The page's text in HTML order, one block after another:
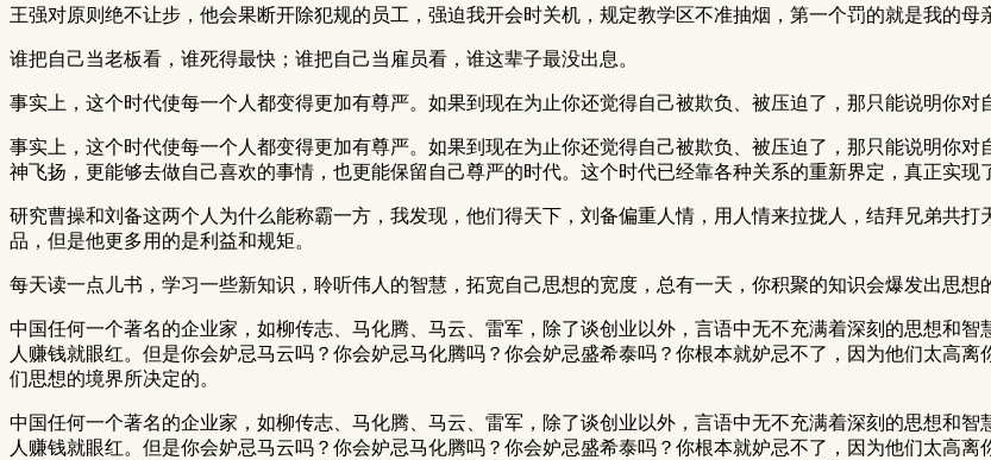
王强对原则绝不让步，他会果断开除犯规的员工，强迫我开会时关机，规定教学区不准抽烟，第一个罚的就是我的母
谁把自己当老板看，谁死得最快；谁把自己当雇员看，谁这辈子最没出息。
事实上，这个时代使每一个人都变得更加有尊严。如果到现在为止你还觉得自己被欺负、被压迫了，那只能说明你对
事实上，这个时代使每一个人都变得更加有尊严。如果到现在为止你还觉得自己被欺负、被压迫了，那只能说明你
神飞扬，更能够去做自己喜欢的事情，也更能保留自己尊严的时代。这个时代已经靠各种关系的重新界定，真正实现
研究曹操和刘备这两个人为什么能称霸一方，我发现，他们得天下，刘备偏重人情，用人情来拉拢人，结拜兄弟共
品，但是他更多用的是利益和规矩。
每天读一点儿书，学习一些新知识，聆听伟人的智慧，拓宽自己思想的宽度，总有一天，你积聚的知识会爆发出思想
中国任何一个著名的企业家，如柳传志、马化腾、马云、雷军，除了谈创业以外，言语中无不充满着深刻的思想和
人赚钱就眼红。但是你会妒忌马云吗？你会妒忌马化腾吗？你会妒忌盛希泰吗？你根本就妒忌不了，因为他们太高
们思想的境界所决定的。
中国任何一个著名的企业家，如柳传志、马化腾、马云、雷军，除了谈创业以外，言语中无不充满着深刻的思想和
人赚钱就眼红。但是你会妒忌马云吗？你会妒忌马化腾吗？你会妒忌盛希泰吗？你根本就妒忌不了，因为他们太高